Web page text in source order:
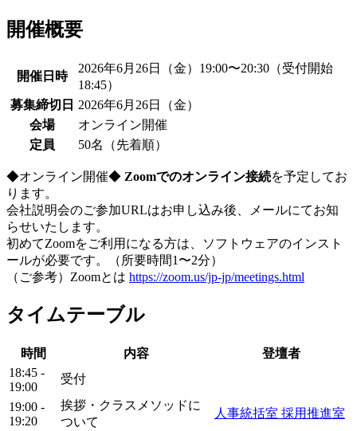
開催概要
開催日時
2026年6月26日（金）19:00〜20:30（受付開始
18:45）
募集締切日 2026年6月26日（金）
会場
オンライン開催
定員
50名（先着順）
◆オンライン開催◆ Zoomでのオンライン接続を予定してお
ります。
会社説明会のご参加URLはお申し込み後、メールにてお知
らせいたします。
初めてZoomをご利用になる方は、ソフトウェアのインスト
ールが必要です。（所要時間1〜2分）
（ご参考）Zoomとは https://zoom.us/jp-jp/meetings.html
タイムテーブル
時間 内容
登壇者
18:45 -
19:00
受付
19:00 -
19:20
挨拶・クラスメソッドに
ついて
人事統括室 採用推進室